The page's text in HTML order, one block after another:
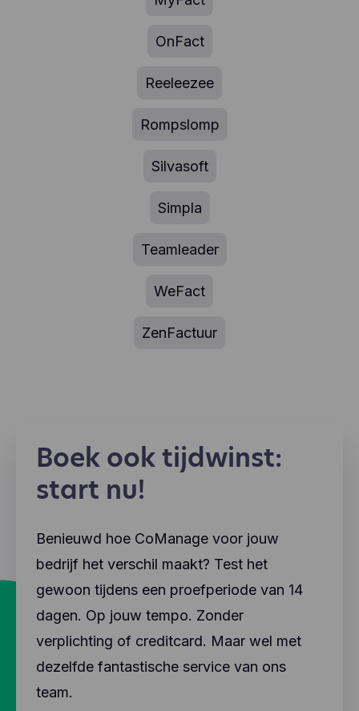
OnFact
Reeleezee
Rompslomp
Silvasoft
Simpla
Teamleader
WeFact
ZenFactuur
Boek ook tijdwinst:
start nu!
Benieuwd hoe CoManage voor jouw
bedrijf het verschil maakt? Test het
gewoon tijdens een proefperiode van 14
dagen. Op jouw tempo. Zonder
verplichting of creditcard. Maar wel met
dezelfde fantastische service van ons
team.